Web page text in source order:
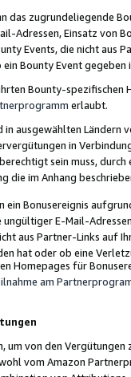
das zugrundeliegende
Adressen, Einsatz von
Events, die nicht
Bounty Event
Bounty-spezifischen
erlaubt.
in ausgewählten Ländern
in
sein muss,
die im Anhang
Bonusereignis
E-Mail-
aus Partner-Links auf
hat oder ob eine
Homepages für
am
um von den
vom Amazon